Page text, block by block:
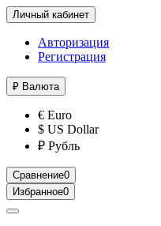
Личный кабинет
Авторизация
Регистрация
₽ Валюта
€ Euro
$ US Dollar
₽ Рубль
Сравнение0
Избранное0